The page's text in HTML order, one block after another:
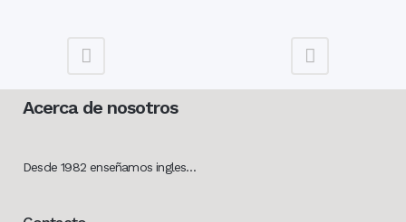
Acerca de nosotros
Desde 1982 enseñamos ingles…